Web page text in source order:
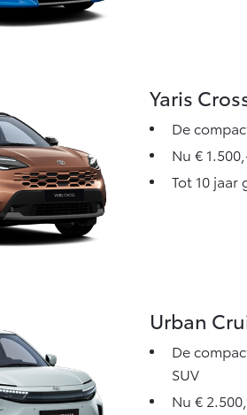
Yaris
De
Nu €
Tot 10 jaar
Urban
De
SUV
Nu €